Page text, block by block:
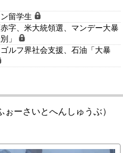
留学生
字、米大統領選、マンデー大暴
」
ルフ界社会支援、石油「大暴
ーさいとへんしゅうぶ）